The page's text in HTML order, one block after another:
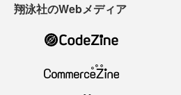
翔泳社のWebメディア